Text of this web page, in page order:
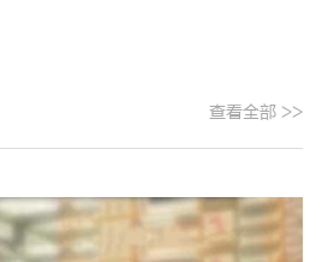
查看全部 >>